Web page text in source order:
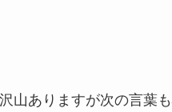
山ありますが次の言葉